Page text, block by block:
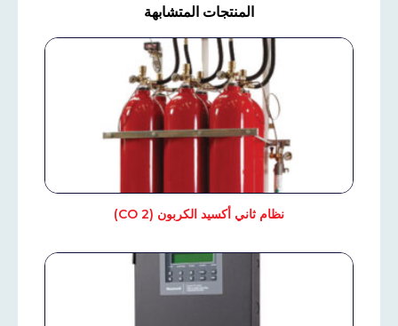
المنتجات المتشابهة
نظام ثاني أكسيد الكربون (CO 2)